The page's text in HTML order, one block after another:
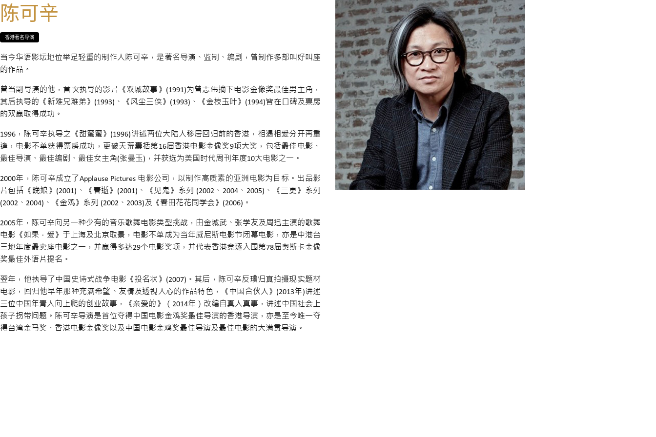
陈可辛
香港著名导演
当今华语影坛地位举足轻重的制作人陈可辛，是著名导演、监制、编剧，曾制作多部叫好叫座
的作品。
曾当副导演的他，首次执导的影片《双城故事》(1991)为曾志伟摘下电影金像奖最佳男主角，
其后执导的《新难兄难弟》(1993)、《风尘三侠》(1993)、《金枝玉叶》(1994)皆在口碑及票房
的双赢取得成功。
1996，陈可辛执导之《甜蜜蜜》(1996)讲述两位大陆人移居回归前的香港，相遇相爱分开再重
逢，电影不单获得票房成功，更破天荒囊括第16届香港电影金像奖9项大奖，包括最佳电影、
最佳导演、最佳编剧、最佳女主角(张曼玉)，并获选为美国时代周刊年度10大电影之一。
2000年，陈可辛成立了Applause Pictures 电影公司，以制作高质素的亚洲电影为目标。出品影
片包括《晚娘》(2001)、《春逝》(2001)、《见鬼》系列 (2002、2004、2005)、《三更》系列
(2002、2004)、《金鸡》系列 (2002、2003)及《春田花花同学会》(2006)。
2005年，陈可辛向另一种少有的音乐歌舞电影类型挑战，由金城武、张学友及周迅主演的歌舞
电影《如果．爱》于上海及北京取景，电影不单成为当年威尼斯电影节闭幕电影，亦是中港台
三地年度最卖座电影之一，并赢得多达29个电影奖项，并代表香港竞逐入围第78届奥斯卡金像
奖最佳外语片提名。
翌年，他执导了中国史诗式战争电影《投名状》(2007)。其后，陈可辛反璞归真拍摄现实题材
电影，回归他早年那种充满希望、友情及透视人心的作品特色，《中国合伙人》(2013年)讲述
三位中国年青人向上爬的创业故事，《亲爱的》（2014年）改编自真人真事，讲述中国社会上
孩子拐带问题。陈可辛导演是首位夺得中国电影金鸡奖最佳导演的香港导演，亦是至今唯一夺
得台湾金马奖、香港电影金像奖以及中国电影金鸡奖最佳导演及最佳电影的大满贯导演。